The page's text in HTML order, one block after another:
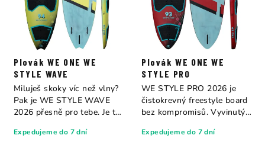
Plovák WE ONE WE
STYLE WAVE
Expedujeme do 7 dní
Miluješ skoky víc než vlny?
Pak je WE STYLE WAVE
2026 přesně pro tebe. Je to
Plovák WE ONE WE
STYLE PRO
Expedujeme do 7 dní
WE STYLE PRO 2026 je
čistokrevný freestyle board
bez kompromisů. Vyvinutý